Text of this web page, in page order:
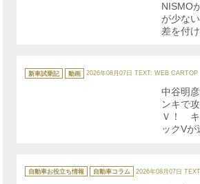
NISMO
が少な
差を付
テ
ゴ
新車試乗記 動画 2026年08月07日 TEXT: WEB CARTOP
中谷明
ンキで
Ｖ！ キ
ックVが
テ
ゴ
自動車お役立ち情報 自動車コラム 2026年08月07日